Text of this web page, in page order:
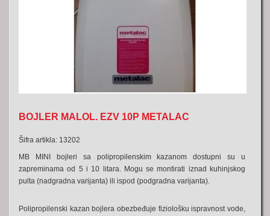
BOJLER MALOL. EZV 10P METALAC
Šifra artikla: 13202
MB MINI bojleri sa polipropilenskim kazanom dostupni su u
zapreminama od 5 i 10 litara. Mogu se montirati iznad kuhinjskog
pulta (nadgradna varijanta) ili ispod (podgradna varijanta).
Polipropilenski kazan bojlera obezbeđuje fiziološku ispravnost vode,